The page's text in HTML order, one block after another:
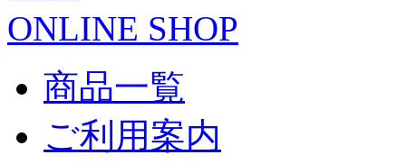
ONLINE SHOP
商品一覧
ご利用案内